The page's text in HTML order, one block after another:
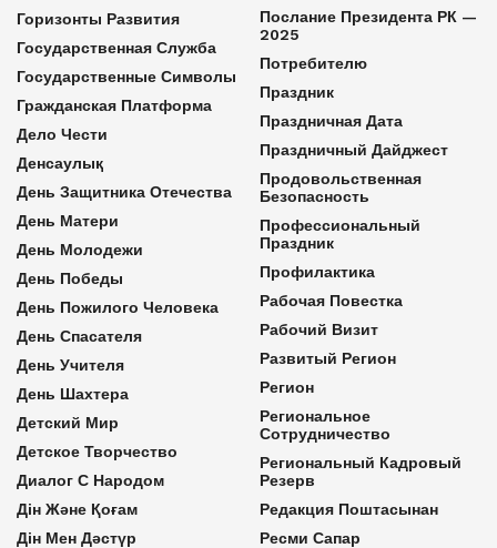
Горизонты Развития
Государственная Служба
Государственные Символы
Гражданская Платформа
Дело Чести
Денсаулық
День Защитника Отечества
День Матери
День Молодежи
День Победы
День Пожилого Человека
День Спасателя
День Учителя
День Шахтера
Детский Мир
Детское Творчество
Диалог С Народом
Дін Және Қоғам
Дін Мен Дәстүр
Послание Президента РК —
2025
Потребителю
Праздник
Праздничная Дата
Праздничный Дайджест
Продовольственная
Безопасность
Профессиональный
Праздник
Профилактика
Рабочая Повестка
Рабочий Визит
Развитый Регион
Регион
Региональное
Сотрудничество
Региональный Кадровый
Резерв
Редакция Поштасынан
Ресми Сапар